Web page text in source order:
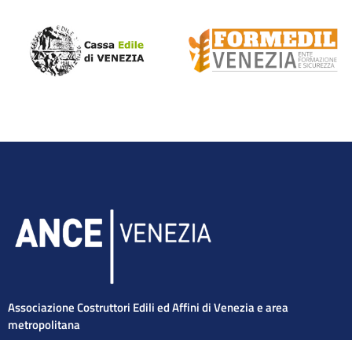
Associazione Costruttori Edili ed Affini di Venezia e area
metropolitana